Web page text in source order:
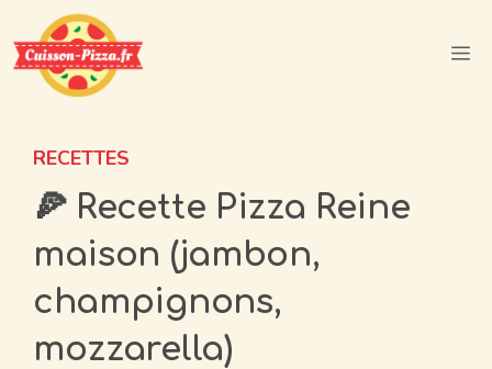
au
contenu
RECETTES
🍕 Recette Pizza Reine
maison (jambon,
champignons,
mozzarella)